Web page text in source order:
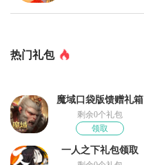
热门礼包
魔域口袋版馈赠礼箱
剩余0个礼包
领取
一人之下礼包领取